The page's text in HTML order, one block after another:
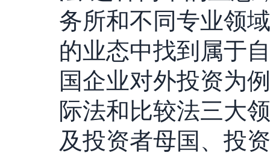
务所和不同专业领
的业态中找到属于
国企业对外投资为
际法和比较法三大
及投资者母国、投